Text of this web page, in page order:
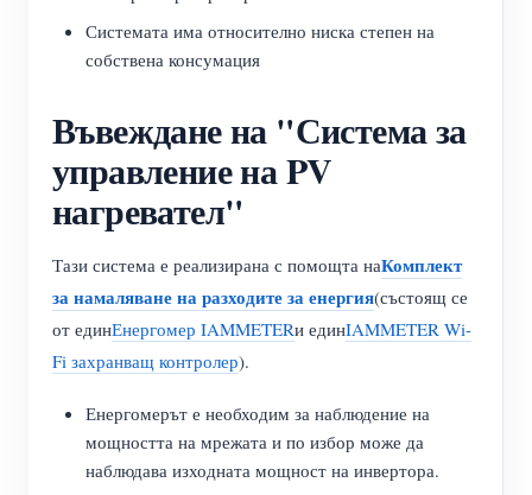
Системата има относително ниска степен на
собствена консумация
Въвеждане на "Система за
управление на PV
нагревател"
Тази система е реализирана с помощта наКомплект
за намаляване на разходите за енергия(състоящ се
от единЕнергомер IAMMETERи единIAMMETER Wi-
Fi захранващ контролер).
Енергомерът е необходим за наблюдение на
мощността на мрежата и по избор може да
наблюдава изходната мощност на инвертора.